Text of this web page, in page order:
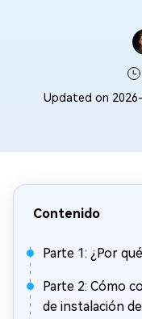
Updated on
Contenido
Parte 1: ¿Por
Parte 2: Cómo
de instalación